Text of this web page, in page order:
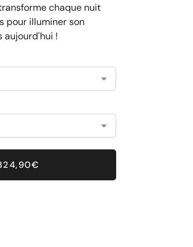
chaque nuit
pour illuminer son
aujourd'hui !